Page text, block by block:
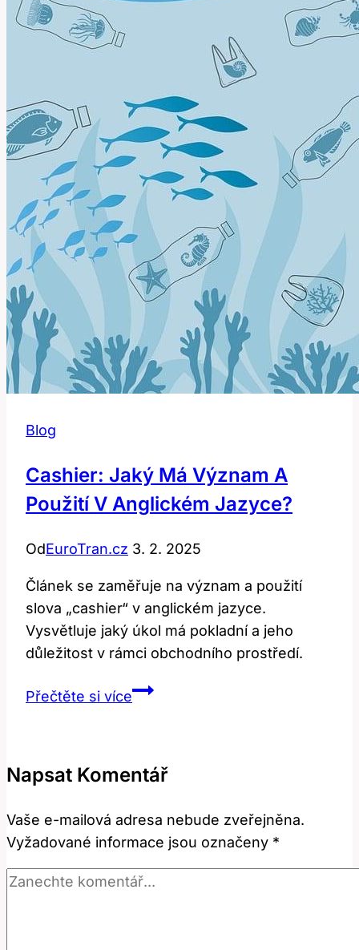
Blog
Cashier: Jaký Má Význam A
Použití V Anglickém Jazyce?
OdEuroTran.cz 3. 2. 2025
Článek se zaměřuje na význam a použití
slova „cashier“ v anglickém jazyce.
Vysvětluje jaký úkol má pokladní a jeho
důležitost v rámci obchodního prostředí.
Přečtěte si víceCashier:
a
v
anglickém
jazyce?
Napsat Komentář
Vaše e-mailová adresa nebude zveřejněna.
Vyžadované informace jsou označeny *